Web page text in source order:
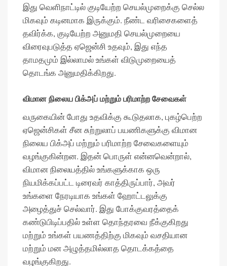
இது வெளிநாட்டில் குடியேற்ற செயல்முறைக்கு செல்ல
மிகவும் கடினமாக இருக்கும். நீண்ட வரிசைகளைத்
தவிர்க்க, குடியேற்ற அனுமதி செயல்முறையை
விரைவுபடுத்த ஏஜென்சி உதவும், இது எந்த
தாமதமும் இல்லாமல் உங்கள் விடுமுறையைத்
தொடங்க அனுமதிக்கிறது.
விமான நிலைய பிக்அப் மற்றும் பரிமாற்ற சேவைகள்
வருகையின் போது உதவிக்கு கூடுதலாக, புகழ்பெற்ற
ஏஜென்சிகள் சீன சுற்றுலாப் பயணிகளுக்கு விமான
நிலைய பிக்அப் மற்றும் பரிமாற்ற சேவைகளையும்
வழங்குகின்றன. இதன் பொருள் என்னவென்றால்,
விமான நிலையத்தில் உங்களுக்காக ஒரு
நியமிக்கப்பட்ட டிரைவர் காத்திருப்பார், அவர்
உங்களை நேரடியாக உங்கள் ஹோட்டலுக்கு
அழைத்துச் செல்வார். இது போக்குவரத்தைக்
கண்டுபிடிப்பதில் உள்ள தொந்தரவை நீக்குகிறது
மற்றும் உங்கள் பயணத்திற்கு மிகவும் வசதியான
மற்றும் மன அழுத்தமில்லாத தொடக்கத்தை
வழங்குகிறது.